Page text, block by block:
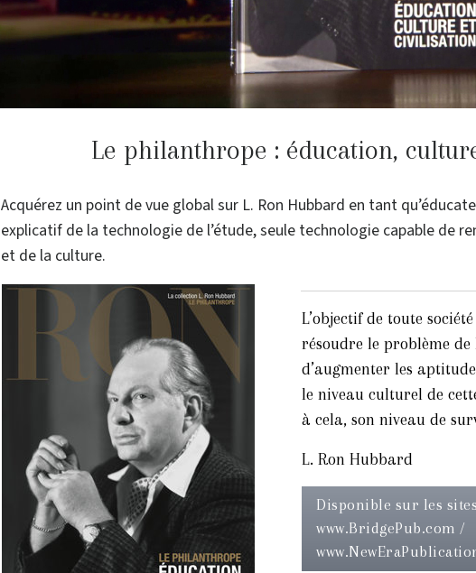
Le philanthrope : éducation,
Acquérez un point de vue global sur L. Ron Hubbard en tant
explicatif de la technologie de l’étude, seule technologie capable de
et de la culture.
L’objectif de toute
résoudre le problème de
d’augmenter les
le niveau culturel de
à cela, son niveau de
L. Ron Hubbard
Disponible sur les sites
www.BridgePub.com /